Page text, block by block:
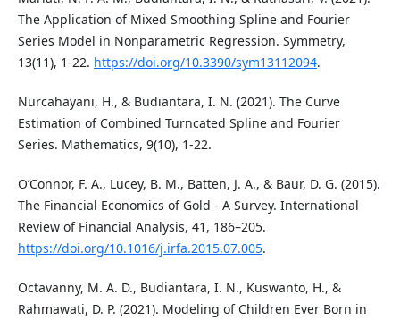
The Application of Mixed Smoothing Spline and Fourier
Series Model in Nonparametric Regression. Symmetry,
13(11), 1-22. https://doi.org/10.3390/sym13112094.
Nurcahayani, H., & Budiantara, I. N. (2021). The Curve
Estimation of Combined Turncated Spline and Fourier
Series. Mathematics, 9(10), 1-22.
O’Connor, F. A., Lucey, B. M., Batten, J. A., & Baur, D. G. (2015).
The Financial Economics of Gold - A Survey. International
Review of Financial Analysis, 41, 186–205.
https://doi.org/10.1016/j.irfa.2015.07.005.
Octavanny, M. A. D., Budiantara, I. N., Kuswanto, H., &
Rahmawati, D. P. (2021). Modeling of Children Ever Born in